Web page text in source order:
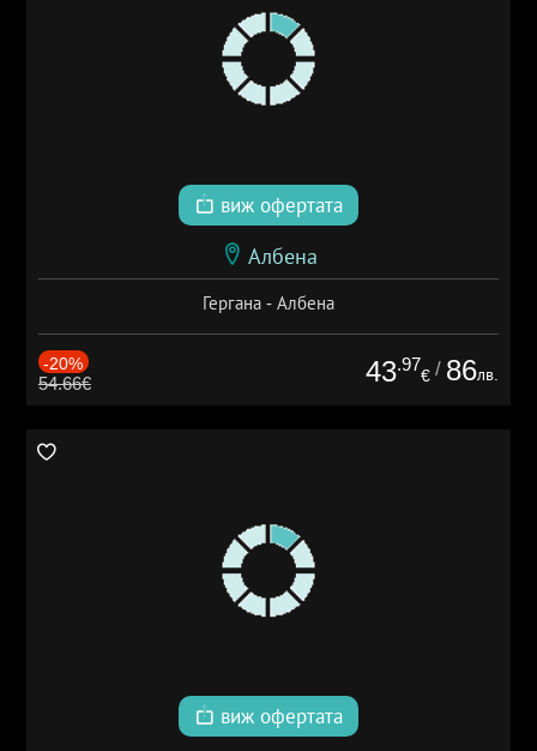
виж офертата
Албена
Гергана - Албена
-20%
54.66€ 43.97
€ / 86лв.
виж офертата